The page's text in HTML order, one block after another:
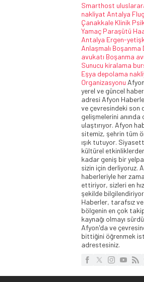
Smarthost
nakliyat Antalya
Çanakkale Klinik
Yamaç Paraşütü
Antalya Ergen-
Anlaşmalı Boşanma
avukatı Boşanma
Sunucu kiralama
Eşya depolama
Organizasyonu
yerel ve güncel
adresi Afyon
ve çevresindeki son
gelişmelerini anında
ulaştırıyor. Afyon
sitemiz, şehrin tüm
ışık tutuyor.
kültürel
kadar geniş bir
sizin için derliyoruz.
haberleriyle her
ettiriyor, sizleri en
şekilde
Haberler, tarafsız
bölgenin en çok
kaynağı olmayı
Afyon'da ve
bittiğini öğrenmek
adrestesiniz.